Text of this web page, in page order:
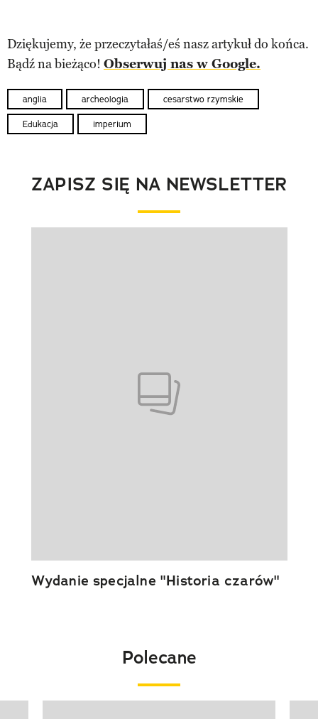
Dziękujemy, że przeczytałaś/eś nasz artykuł do końca.
Bądź na bieżąco! Obserwuj nas w Google.
anglia archeologia cesarstwo rzymskie
Edukacja imperium
ZAPISZ SIĘ NA NEWSLETTER
Wydanie specjalne "Historia czarów"
Polecane